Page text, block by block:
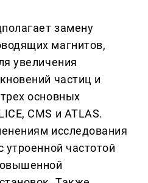
замену
магнитов,
увеличения
частиц и
основных
CMS и ATLAS.
исследования
утроенной частотой